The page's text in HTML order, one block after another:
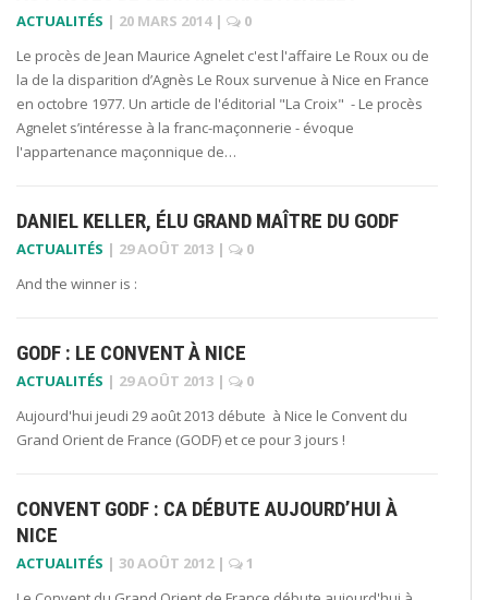
ACTUALITÉS | 20 MARS 2014 |
0
Le procès de Jean Maurice Agnelet c'est l'affaire Le Roux ou de
la de la disparition d’Agnès Le Roux survenue à Nice en France
en octobre 1977. Un article de l'éditorial "La Croix" - Le procès
Agnelet s’intéresse à la franc-maçonnerie - évoque
l'appartenance maçonnique de…
DANIEL KELLER, ÉLU GRAND MAÎTRE DU GODF
ACTUALITÉS | 29 AOÛT 2013 |
0
And the winner is :
GODF : LE CONVENT À NICE
ACTUALITÉS | 29 AOÛT 2013 |
0
Aujourd'hui jeudi 29 août 2013 débute à Nice le Convent du
Grand Orient de France (GODF) et ce pour 3 jours !
CONVENT GODF : CA DÉBUTE AUJOURD’HUI À
NICE
ACTUALITÉS | 30 AOÛT 2012 |
1